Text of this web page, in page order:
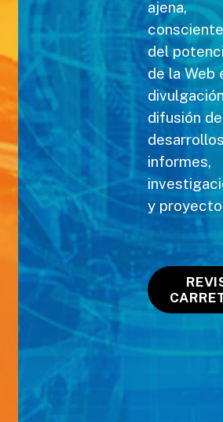
ajena,
del
de la Web
difusión de
informes,
y